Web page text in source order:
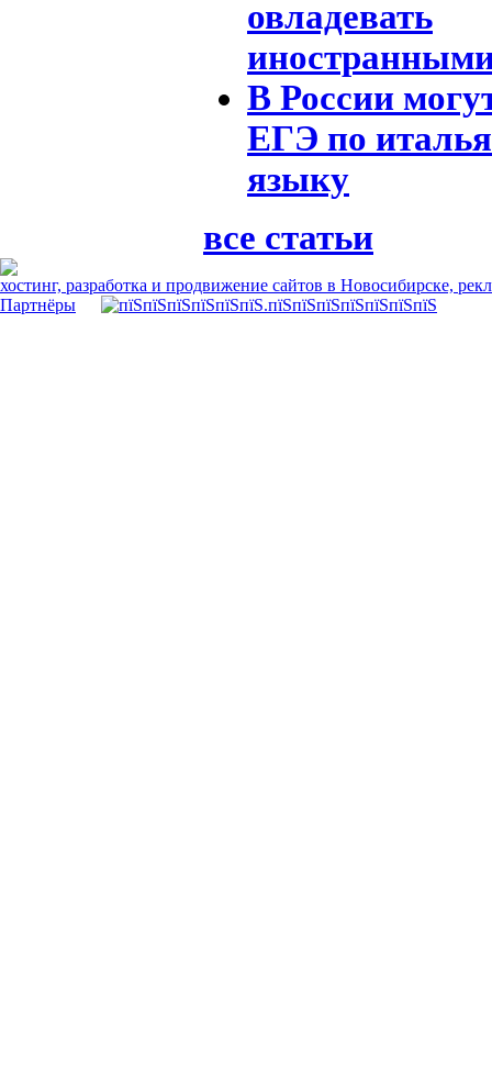
овладевать
В России
ЕГЭ по
языку
все статьи
хостинг, разработка и продвижение сайтов в Новосибирске,
Партнёры